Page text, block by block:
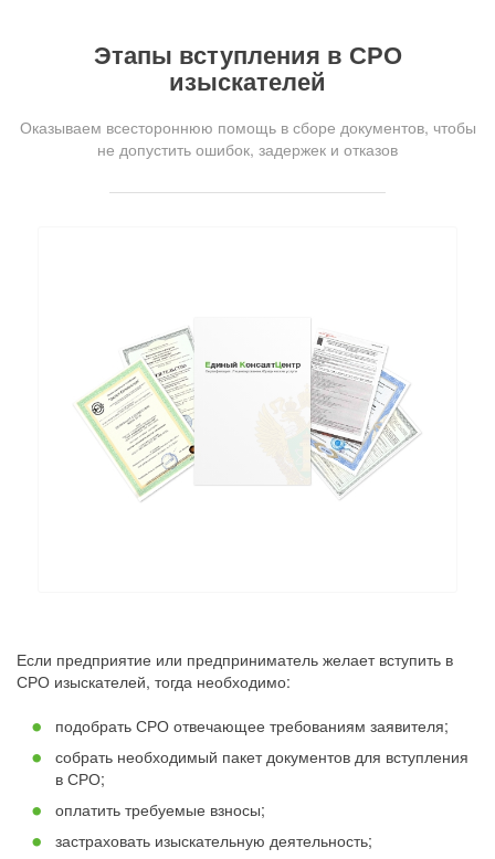
Этапы вступления в СРО
изыскателей
Оказываем всестороннюю помощь в сборе документов, чтобы
не допустить ошибок, задержек и отказов
Если предприятие или предприниматель желает вступить в
СРО изыскателей, тогда необходимо:
подобрать СРО отвечающее требованиям заявителя;
собрать необходимый пакет документов для вступления
в СРО;
оплатить требуемые взносы;
застраховать изыскательную деятельность;